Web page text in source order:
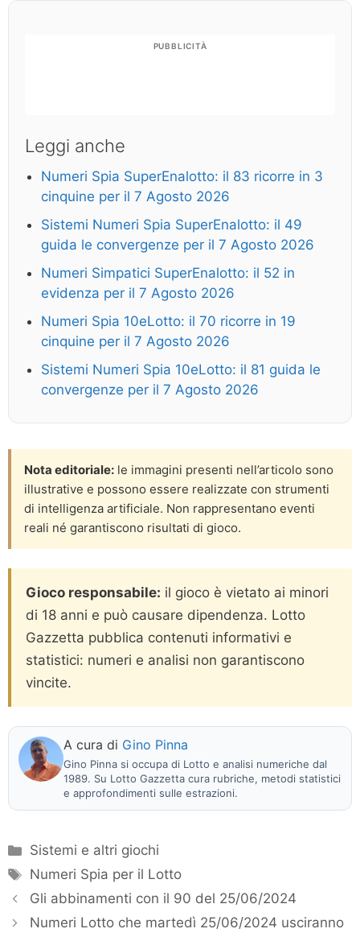
PUBBLICITÀ
Leggi anche
Numeri Spia SuperEnalotto: il 83 ricorre in 3
cinquine per il 7 Agosto 2026
Sistemi Numeri Spia SuperEnalotto: il 49
guida le convergenze per il 7 Agosto 2026
Numeri Simpatici SuperEnalotto: il 52 in
evidenza per il 7 Agosto 2026
Numeri Spia 10eLotto: il 70 ricorre in 19
cinquine per il 7 Agosto 2026
Sistemi Numeri Spia 10eLotto: il 81 guida le
convergenze per il 7 Agosto 2026
Nota editoriale: le immagini presenti nell’articolo sono
illustrative e possono essere realizzate con strumenti
di intelligenza artificiale. Non rappresentano eventi
reali né garantiscono risultati di gioco.
Gioco responsabile: il gioco è vietato ai minori
di 18 anni e può causare dipendenza. Lotto
Gazzetta pubblica contenuti informativi e
statistici: numeri e analisi non garantiscono
vincite.
A cura di Gino Pinna
Gino Pinna si occupa di Lotto e analisi numeriche dal
1989. Su Lotto Gazzetta cura rubriche, metodi statistici
e approfondimenti sulle estrazioni.
Categorie
Sistemi e altri giochi
Tag
Numeri Spia per il Lotto
Gli abbinamenti con il 90 del 25/06/2024
Numeri Lotto che martedì 25/06/2024 usciranno